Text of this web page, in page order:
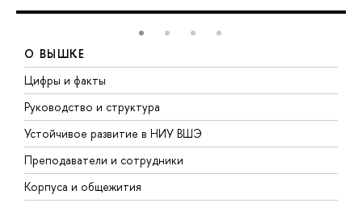
О ВЫШКЕ
Цифры и факты
Руководство и структура
Устойчивое развитие в НИУ ВШЭ
Преподаватели и сотрудники
Корпуса и общежития